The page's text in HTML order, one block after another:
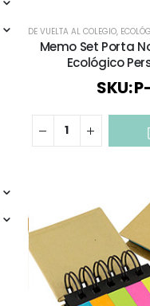
DE VUELTA AL COLEGIO,
Memo Set Porta
Ecológico
SKU: